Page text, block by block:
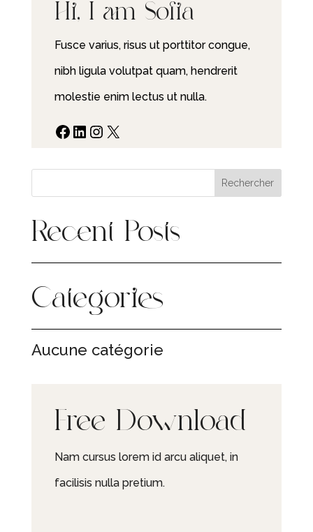
Hi, I am Sofia
Fusce varius, risus ut porttitor congue,
nibh ligula volutpat quam, hendrerit
molestie enim lectus ut nulla.
Facebook
LinkedIn
Instagram
X
Rechercher
Recent Posts
Categories
Aucune catégorie
Free Download
Nam cursus lorem id arcu aliquet, in
facilisis nulla pretium.